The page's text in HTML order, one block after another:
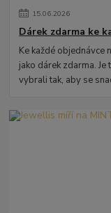
15.06.2026
Dárek zdarma ke
Ke každé objednávce
jako dárek zdarma.
vybrali tak, aby se